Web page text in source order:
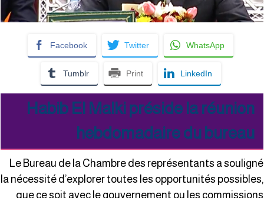
Facebook Twitter WhatsApp
Tumblr Print LinkedIn
Habib El Malki préside la réunion
hebdomadaire du bureau
Le Bureau de la Chambre des représentants a
la nécessité d’explorer toutes les opportunités
que ce soit avec le gouvernement ou les